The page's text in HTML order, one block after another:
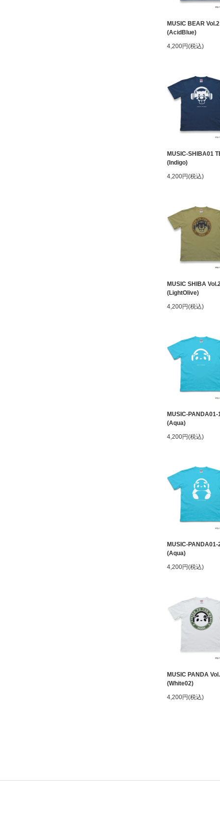
MUSIC BEAR
(AcidBlue)
4,200円(税込)
MUSIC-SHIBA01
(Indigo)
4,200円(税込)
MUSIC SHIBA
(LightOlive)
4,200円(税込)
MUSIC-PANDA01-
(Aqua)
4,200円(税込)
MUSIC-PANDA01-
(Aqua)
4,200円(税込)
MUSIC PANDA
(White02)
4,200円(税込)